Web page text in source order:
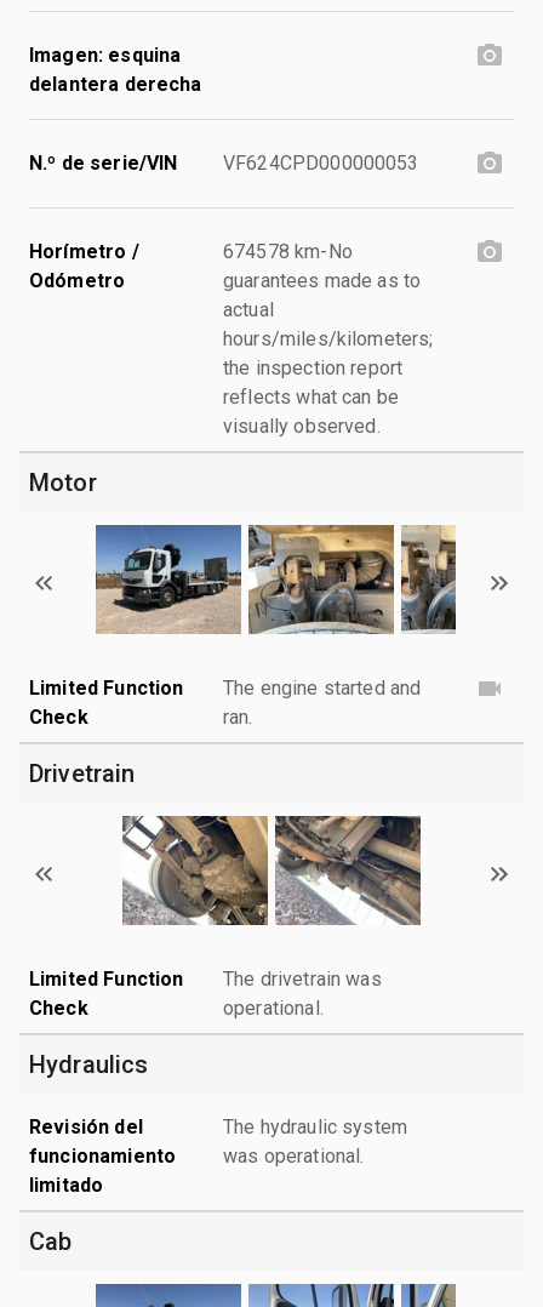
Imagen: esquina
delantera derecha
N.º de serie/VIN VF624CPD000000053
Horímetro /
Odómetro
674578 km-No
guarantees made as to
actual
hours/miles/kilometers;
the inspection report
reflects what can be
visually observed.
Motor
Limited Function
Check
The engine started and
ran.
Drivetrain
Limited Function
Check
The drivetrain was
operational.
Hydraulics
Revisión del
funcionamiento
limitado
The hydraulic system
was operational.
Cab